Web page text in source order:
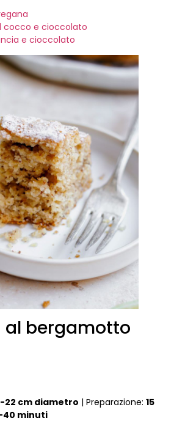
cocco e cioccolato
e cioccolato
al bergamotto
22 cm diametro | Preparazione: 15
40 minuti